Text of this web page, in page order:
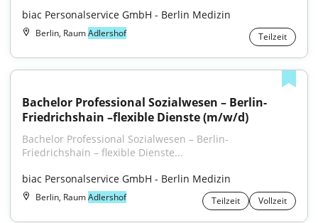
biac Personalservice GmbH - Berlin Medizin
Berlin, RaumAdlershof Teilzeit
Bachelor Professional Sozialwesen – Berlin-
Friedrichshain –flexible Dienste (m/w/d)
Bachelor Professional Sozialwesen – Berlin-
Friedrichshain – flexible Dienste...
biac Personalservice GmbH - Berlin Medizin
Berlin, RaumAdlershof Teilzeit Vollzeit